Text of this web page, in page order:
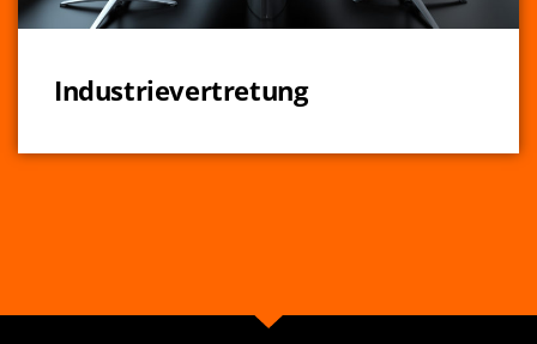
Industrievertretung